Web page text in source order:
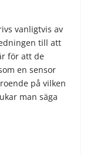
vanligtvis av
till att
för att de
en sensor
på vilken
man säga